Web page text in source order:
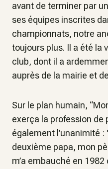
avant de terminer par
ses équipes inscrites
championnats, notre
toujours plus. Il a été la
club, dont il a
auprès de la mairie et
Sur le plan humain,
exerça la profession
également l’unanimité :
deuxième papa, mon
m’a embauché en